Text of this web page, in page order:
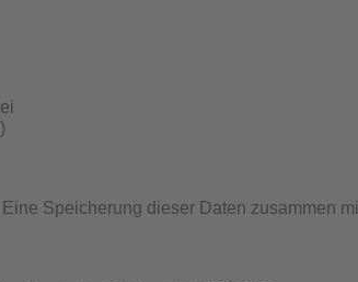
Speicherung dieser Daten zusammen